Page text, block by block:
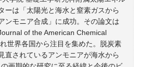
ーは「太陽光と海水と窒素ガスから
ンモニア合成」に成功。その論文は
of the American Chemical
世界各国から注目を集めた。脱炭素
直されているアンモニアが海水から